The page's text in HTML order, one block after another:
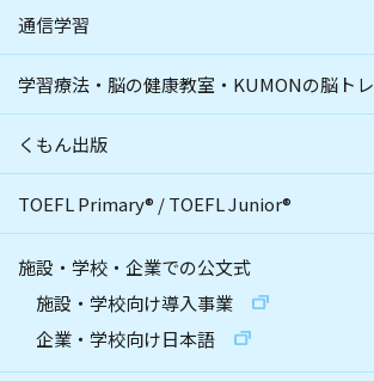
通信学習
学習療法・脳の健康教室・KUMONの脳トレ
くもん出版
TOEFL Primary® /TOEFL Junior®
施設・学校・企業での公文式
施設・学校向け導入事業
企業・学校向け日本語